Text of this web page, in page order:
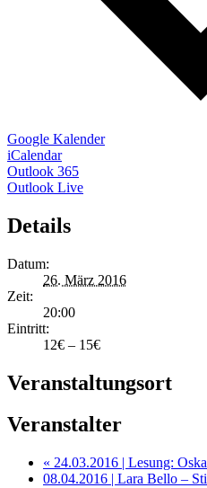
Google Kalender
iCalendar
Outlook 365
Outlook Live
Details
Datum:
26. März 2016
Zeit:
20:00
Eintritt:
12€ – 15€
Veranstaltungsort
Veranstalter
« 24.03.2016 | Lesung:
08.04.2016 | Lara Bello –